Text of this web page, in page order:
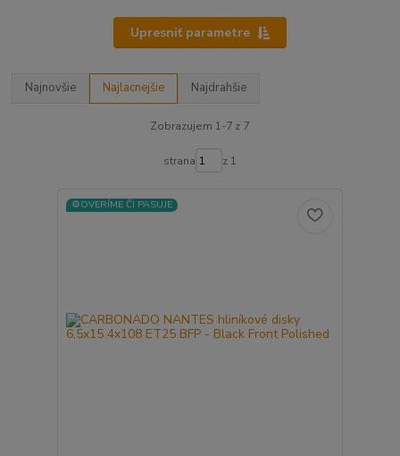
Upresniť parametre
Najnovšie Najlacnejšie Najdrahšie
Zobrazujem 1-7 z 7
strana z 1
⚙️OVERÍME ČI PASUJE